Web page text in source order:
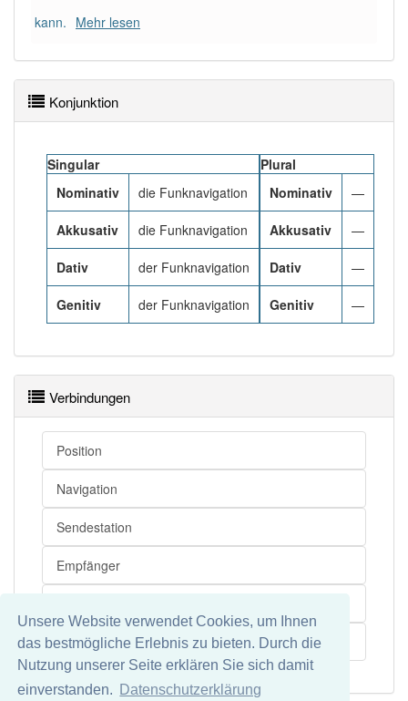
Unsere Website verwendet Cookies, um Ihnen
das bestmögliche Erlebnis zu bieten. Durch die
Nutzung unserer Seite erklären Sie sich damit
einverstanden.
Datenschutzerklärung
Wörter mit Endung
korrekt erraten.
kann. Mehr lesen
Konjunktion
Singular
Nominativ
die Funknavigation
Akkusativ die Funknavigation
Dativ der Funknavigation
Genitiv der Funknavigation
Plural
Nominativ
—
Akkusativ —
Dativ —
Genitiv —
Verbindungen
Position
Navigation
Sendestation
Empfänger
Signal